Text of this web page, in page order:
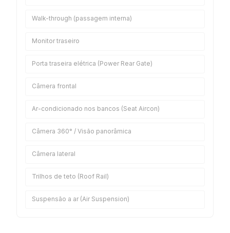
Walk-through (passagem interna)
Monitor traseiro
Porta traseira elétrica (Power Rear Gate)
Câmera frontal
Ar-condicionado nos bancos (Seat Aircon)
Câmera 360° / Visão panorâmica
Câmera lateral
Trilhos de teto (Roof Rail)
Suspensão a ar (Air Suspension)